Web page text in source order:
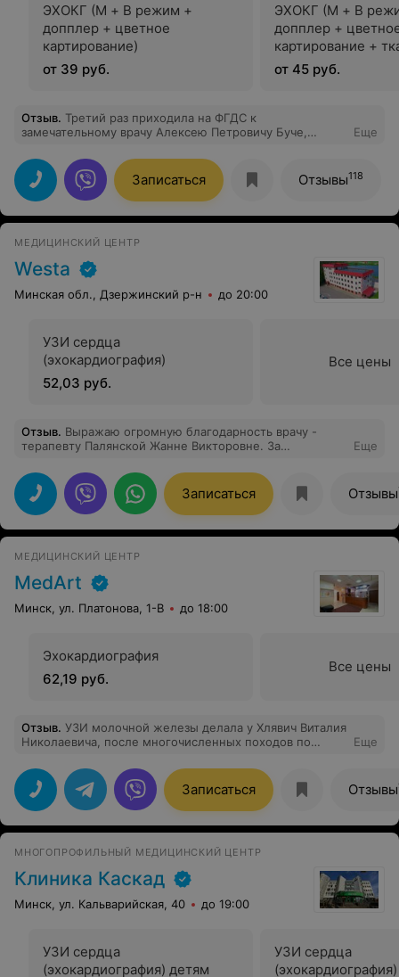
Владимировна, за полную реабилитацию моего
здоровья!
ЭХОКГ (М + В режим +
допплер + цветное
картирование)
от 39 руб.
ЭХОКГ (М + В
допплер +
картирование +
допплерография)
от 45 руб.
Отзыв. Третий раз приходила на ФГДС к
замечательному врачу Алексею Петровичу Буче,
внимательный, чуткий, умеющий четко организовать
обследование, обратить внимание на имеющиеся
недостатки внутренних органов, дать нужные
рекомендации. Искренне благодарю Алексея
Петровича и медицинскую сестру за их ответственное
Еще
Записаться Отзывы118
МЕДИЦИНСКИЙ ЦЕНТР
Westa
Минская обл., Дзержинский р-н до 20:00
УЗИ сердца
(эхокардиография)
52,03 руб.
Все цены
Отзыв. Выражаю огромную благодарность врачу -
терапевту Палянской Жанне Викторовне. За
за оказанную квалифицированную помощь!
Еще
Записаться Отзывы
МЕДИЦИНСКИЙ ЦЕНТР
MedArt
Минск, ул. Платонова, 1-В до 18:00
Эхокардиография
62,19 руб.
Все цены
Отзыв. УЗИ молочной железы делала у Хлявич Виталия
Николаевича, после многочисленных походов по
обследованию и его рекомендациям я сохранила
грудь. Сейчас живу в Москве. Возможно есть
проблемы с другой грудью. Сделала 2 УЗИ. Диагнозы
разные. Ищу возможность попасть к нему.
Еще
Записаться Отзывы
МНОГОПРОФИЛЬНЫЙ МЕДИЦИНСКИЙ ЦЕНТР
Клиника Каскад
Минск, ул. Кальварийская, 40 до 19:00
УЗИ сердца
(эхокардиография) детям
УЗИ сердца
(эхокардиография)